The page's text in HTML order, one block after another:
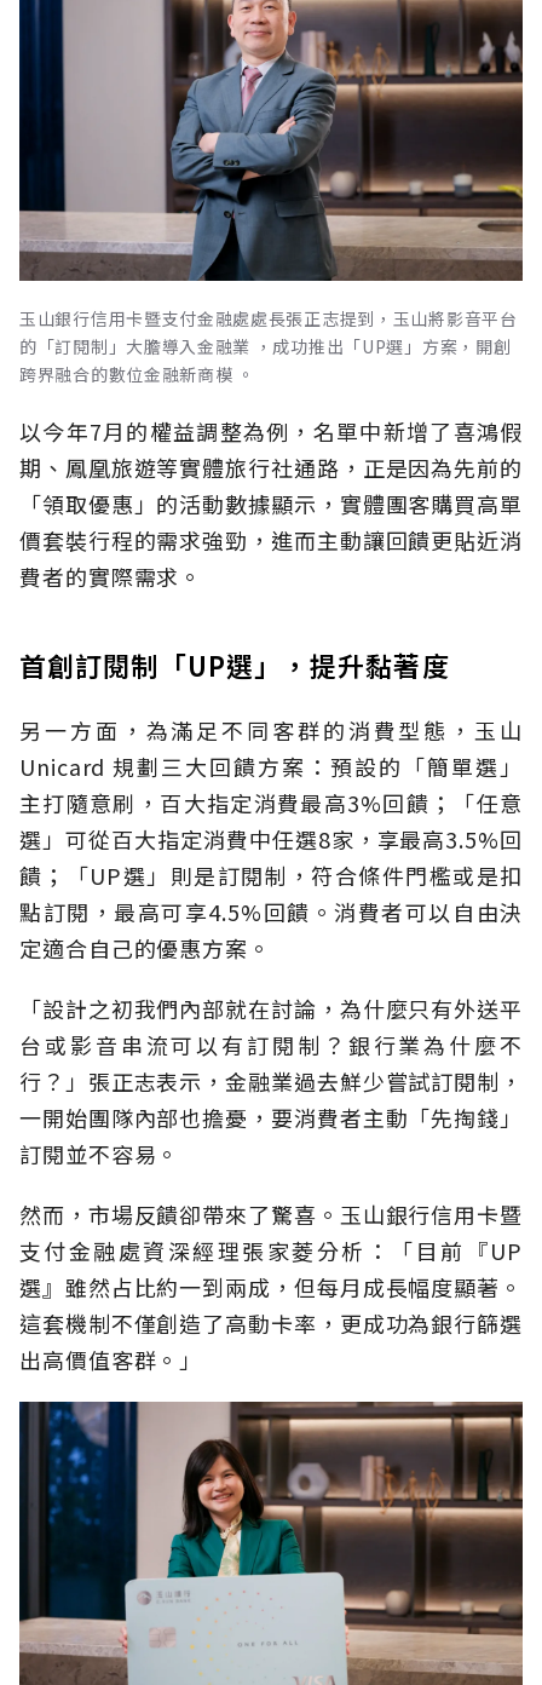
玉山銀行信用卡暨支付金融處處長張正志提到，玉山將影音平台
的「訂閱制」大膽導入金融業 ，成功推出「UP選」方案，開創
跨界融合的數位金融新商模 。
以今年7月的權益調整為例，名單中新增了喜鴻假
期、鳳凰旅遊等實體旅行社通路，正是因為先前的
「領取優惠」的活動數據顯示，實體團客購買高單
價套裝行程的需求強勁，進而主動讓回饋更貼近消
費者的實際需求。
首創訂閱制「UP選」，提升黏著度
另一方面，為滿足不同客群的消費型態，玉山
Unicard 規劃三大回饋方案：預設的「簡單選」
主打隨意刷，百大指定消費最高3%回饋；「任意
選」可從百大指定消費中任選8家，享最高3.5%回
饋；「UP選」則是訂閱制，符合條件門檻或是扣
點訂閱，最高可享4.5%回饋。消費者可以自由決
定適合自己的優惠方案。
「設計之初我們內部就在討論，為什麼只有外送平
台或影音串流可以有訂閱制？銀行業為什麼不
行？」張正志表示，金融業過去鮮少嘗試訂閱制，
一開始團隊內部也擔憂，要消費者主動「先掏錢」
訂閱並不容易。
然而，市場反饋卻帶來了驚喜。玉山銀行信用卡暨
支付金融處資深經理張家菱分析：「目前『UP
選』雖然占比約一到兩成，但每月成長幅度顯著。
這套機制不僅創造了高動卡率，更成功為銀行篩選
出高價值客群。」